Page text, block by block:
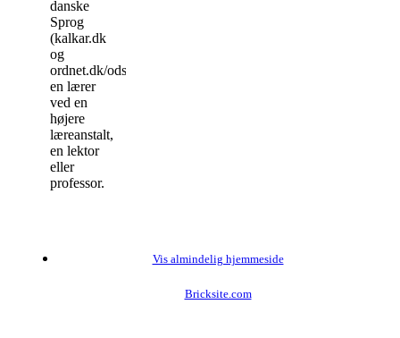
danske
Sprog
(kalkar.dk
og
ordnet.dk/ods)
en lærer
ved en
højere
læreanstalt,
en lektor
eller
professor.
Vis almindelig hjemmeside
Bricksite.com